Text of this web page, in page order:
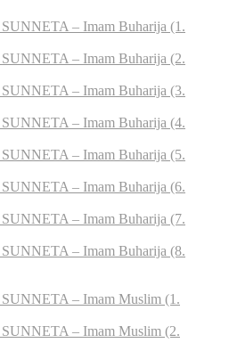
– Imam Buharija (1.
– Imam Buharija (2.
– Imam Buharija (3.
– Imam Buharija (4.
– Imam Buharija (5.
– Imam Buharija (6.
– Imam Buharija (7.
– Imam Buharija (8.
– Imam Muslim (1.
– Imam Muslim (2.